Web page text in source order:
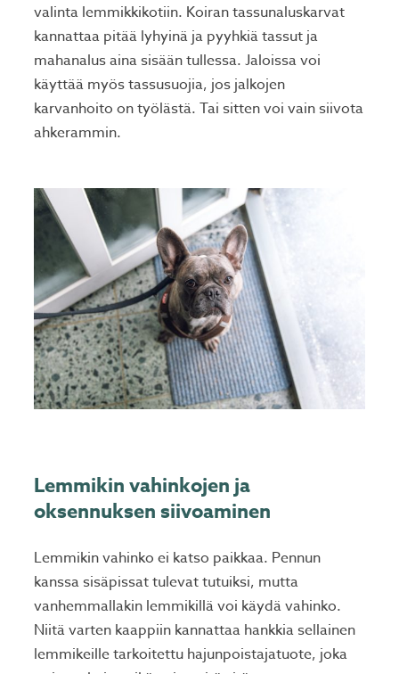
valinta lemmikkikotiin. Koiran tassunaluskarvat
kannattaa pitää lyhyinä ja pyyhkiä tassut ja
mahanalus aina sisään tullessa. Jaloissa voi
käyttää myös tassusuojia, jos jalkojen
karvanhoito on työlästä. Tai sitten voi vain siivota
ahkerammin.
Lemmikin vahinkojen ja
oksennuksen siivoaminen
Lemmikin vahinko ei katso paikkaa. Pennun
kanssa sisäpissat tulevat tutuiksi, mutta
vanhemmallakin lemmikillä voi käydä vahinko.
Niitä varten kaappiin kannattaa hankkia sellainen
lemmikeille tarkoitettu hajunpoistajatuote, joka